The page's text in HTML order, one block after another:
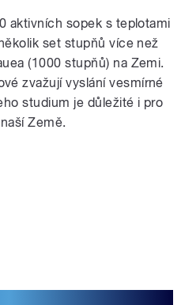
aktivních sopek s teplotami
set stupňů více než
(1000 stupňů) na Zemi.
zvažují vyslání vesmírné
studium je důležité i pro
Země.